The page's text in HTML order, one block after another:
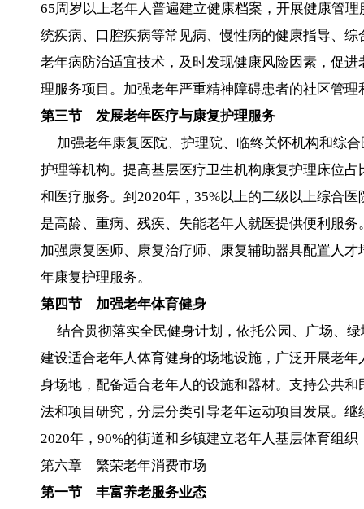
65周岁以上老年人普遍建立健康档案，开展健康管
统疾病、口腔疾病等常见病、慢性病的健康指导、
老年病防治适宜技术，及时发现健康风险因素，促
理服务项目。加强老年严重精神障碍患者的社区管理
第三节 发展老年医疗与康复护理服务
加强老年康复医院、护理院、临终关怀机构和综
护理等机构。提高基层医疗卫生机构康复护理床位
和医疗服务。到2020年，35%以上的二级以上综合
是高龄、重病、残疾、失能老年人就医提供便利服
加强康复医师、康复治疗师、康复辅助器具配置人
年康复护理服务。
第四节 加强老年体育健身
结合贯彻落实全民健身计划，依托公园、广场、
建设适合老年人体育健身的场地设施，广泛开展老
身场地，配备适合老年人的设施和器材。支持公共
法和项目研究，分层分类引导老年运动项目发展。
2020年，90%的街道和乡镇建立老年人基层体育组
第六章 繁荣老年消费市场
第一节 丰富养老服务业态